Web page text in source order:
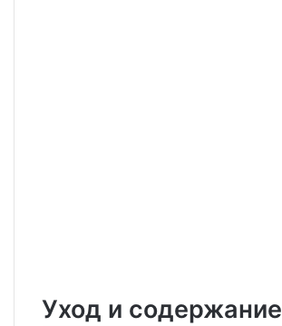
Уход и содержание